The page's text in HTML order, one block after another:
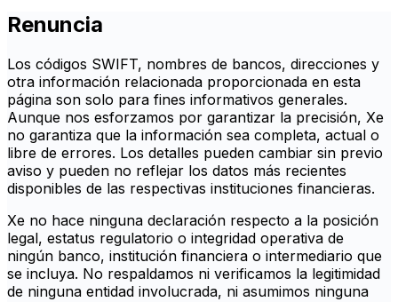
Renuncia
Los códigos SWIFT, nombres de bancos, direcciones y
otra información relacionada proporcionada en esta
página son solo para fines informativos generales.
Aunque nos esforzamos por garantizar la precisión, Xe
no garantiza que la información sea completa, actual o
libre de errores. Los detalles pueden cambiar sin previo
aviso y pueden no reflejar los datos más recientes
disponibles de las respectivas instituciones financieras.
Xe no hace ninguna declaración respecto a la posición
legal, estatus regulatorio o integridad operativa de
ningún banco, institución financiera o intermediario que
se incluya. No respaldamos ni verificamos la legitimidad
de ninguna entidad involucrada, ni asumimos ninguna